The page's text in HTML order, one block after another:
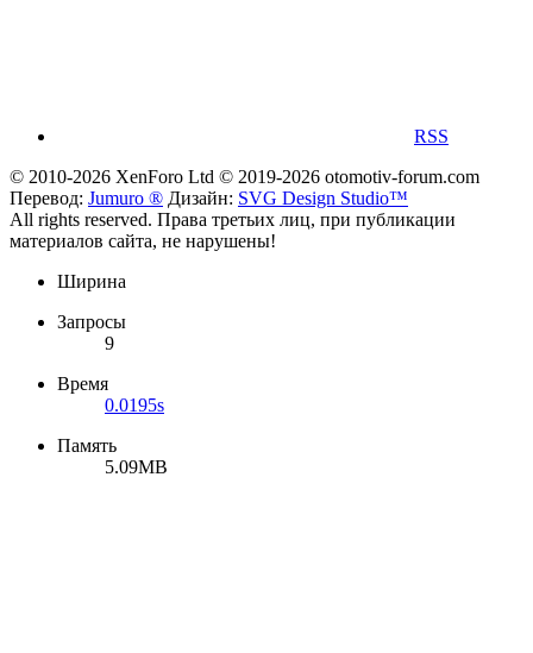
RSS
© 2010-2026 XenForo Ltd © 2019-2026 otomotiv-forum.com
Перевод: Jumuro ® Дизайн: SVG Design Studio™
All rights reserved. Права третьих лиц, при публикации
материалов сайта, не нарушены!
Ширина
Запросы
9
Время
0.0195s
Память
5.09MB